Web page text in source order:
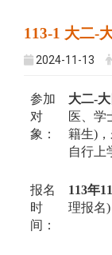
113-1 大二-
2024-11-13
参加
对
象：
大二-
医、学
籍生)
自行上
报名
时
间：
113年
理报名)